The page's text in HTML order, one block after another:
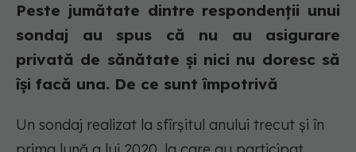
Peste jumătate dintre respondenții unui
sondaj au spus că nu au asigurare
privată de sănătate și nici nu doresc să
își facă una. De ce sunt împotrivă
Un sondaj realizat la sfîrșitul anului trecut și în